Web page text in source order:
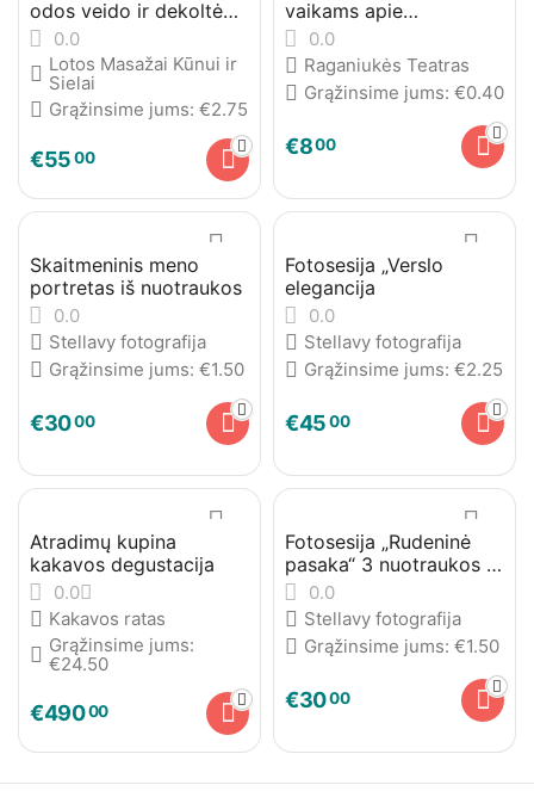
odos veido ir dekoltė
masažas
0.0
Lotos Masažai Kūnui ir
Sielai
Grąžinsime jums: €2.75
€5500
vaikams apie
vaiduokliuką internetu
0.0
Raganiukės Teatras
Grąžinsime jums: €0.40
€800
Skaitmeninis meno
portretas iš nuotraukos
0.0
Stellavy fotografija
Grąžinsime jums: €1.50
€3000
Fotosesija „Verslo
elegancija
0.0
Stellavy fotografija
Grąžinsime jums: €2.25
€4500
Atradimų kupina
kakavos degustacija
0.0
Kakavos ratas
Grąžinsime jums:
€24.50
€49000
Fotosesija „Rudeninė
pasaka“ 3 nuotraukos +
dovana
0.0
Stellavy fotografija
Grąžinsime jums: €1.50
€3000